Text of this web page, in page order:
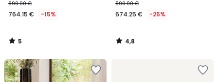
899.00 €
764.15 € -15%
5
/
899.00 €
674.25 € -25%
4,8
/